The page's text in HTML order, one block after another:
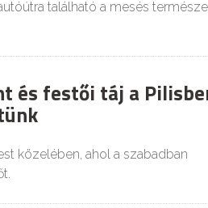
található a mesés
és festői táj a
közelében, ahol a szabadban